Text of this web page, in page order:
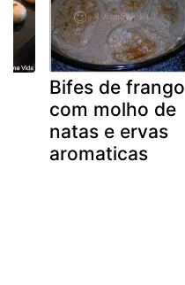
Bifes de frango
com molho de
natas e ervas
aromaticas